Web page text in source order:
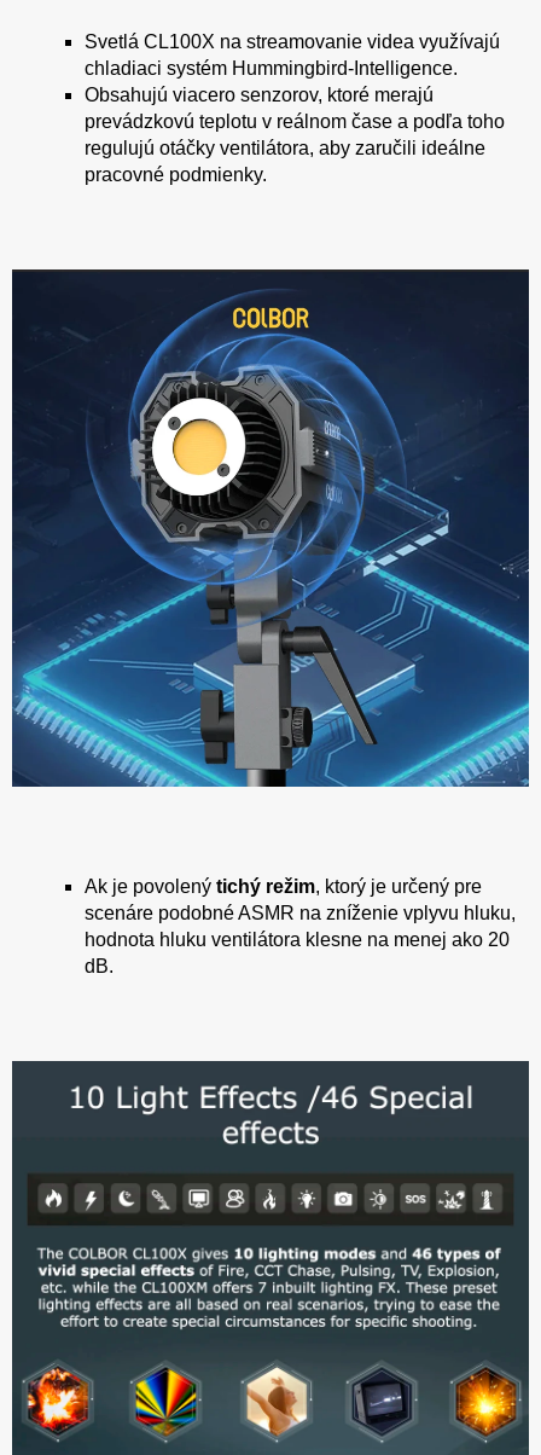
Svetlá CL100X na streamovanie videa využívajú
chladiaci systém Hummingbird-Intelligence.
Obsahujú viacero senzorov, ktoré merajú
prevádzkovú teplotu v reálnom čase a podľa toho
regulujú otáčky ventilátora, aby zaručili ideálne
pracovné podmienky.
Ak je povolený tichý režim, ktorý je určený pre
scenáre podobné ASMR na zníženie vplyvu hluku,
hodnota hluku ventilátora klesne na menej ako 20
dB.